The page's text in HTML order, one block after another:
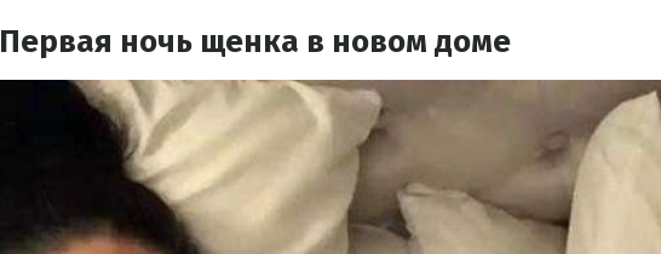
Первая ночь щенка в новом доме